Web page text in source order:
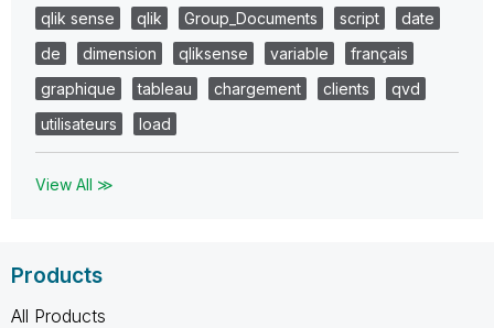
qlik sense
qlik Group_Documents script
date
de
dimension qliksense variable
français
graphique
tableau chargement clients
qvd
utilisateurs
load
View All ≫
Products
All Products